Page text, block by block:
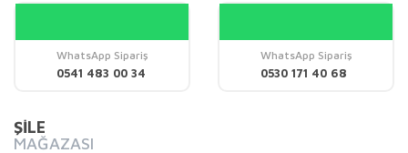
WhatsApp Sipariş
0541 483 00 34
WhatsApp Sipariş
0530 171 40 68
ŞİLE
MAĞAZASI